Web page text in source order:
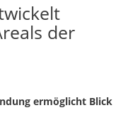
der
ermöglicht Blick